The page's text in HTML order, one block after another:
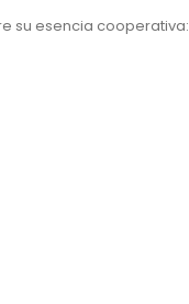
su esencia cooperativa: